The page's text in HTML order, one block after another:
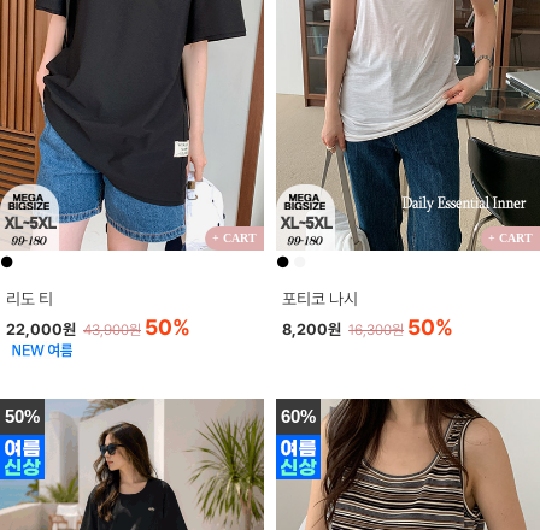
+ CART
●
리도 티
22,000원 43,900원 50%
+ CART
●
포티코 나시
8,200원 16,300원 50%
50% 60%